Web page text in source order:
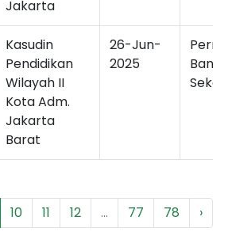
Jakarta
Kasudin
Pendidikan
Wilayah II
Kota Adm.
Jakarta
Barat
26-Jun-
2025
10 11 12 ... 77 78 ›